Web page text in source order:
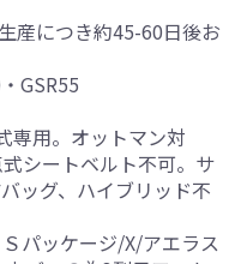
につき約45-60日後お
GSR55
専用。オットマン対
シートベルト不可。サ
ッグ、ハイブリッド不
パッケージ/X/アエラス